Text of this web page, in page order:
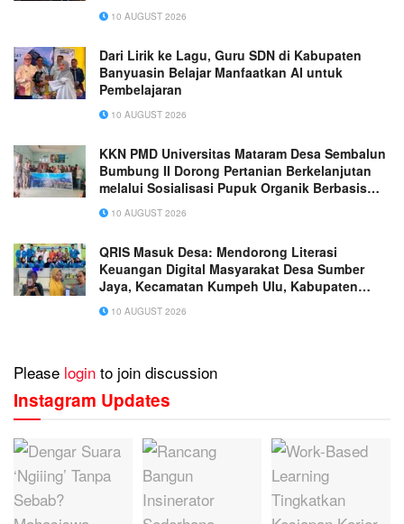
10 AUGUST 2026
Dari Lirik ke Lagu, Guru SDN di Kabupaten
Banyuasin Belajar Manfaatkan AI untuk
Pembelajaran
10 AUGUST 2026
KKN PMD Universitas Mataram Desa Sembalun
Bumbung II Dorong Pertanian Berkelanjutan
melalui Sosialisasi Pupuk Organik Berbasis
Kotoran Sapi
10 AUGUST 2026
QRIS Masuk Desa: Mendorong Literasi
Keuangan Digital Masyarakat Desa Sumber
Jaya, Kecamatan Kumpeh Ulu, Kabupaten
Muaro Jambi
10 AUGUST 2026
Please login to join discussion
Instagram Updates